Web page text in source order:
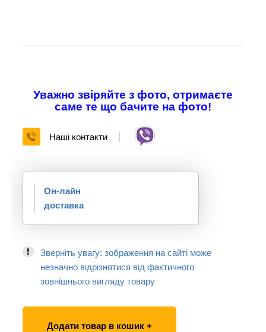
Уважно звіряйте з фото, отримаєте
саме те що бачите на фото!
Наші контакти
Он-лайн
доставка
Зверніть увагу: зображення на сайті може
незначно відрізнятися від фактичного
зовнішнього вигляду товару
Додати товар в кошик +